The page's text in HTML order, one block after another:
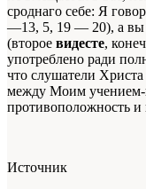
сроднаго себе: Я
—13, 5, 19 — 20), а вы
(второе видесте,
употреблено ради
что слушатели
между Моим учением-
противоположность и
Источник